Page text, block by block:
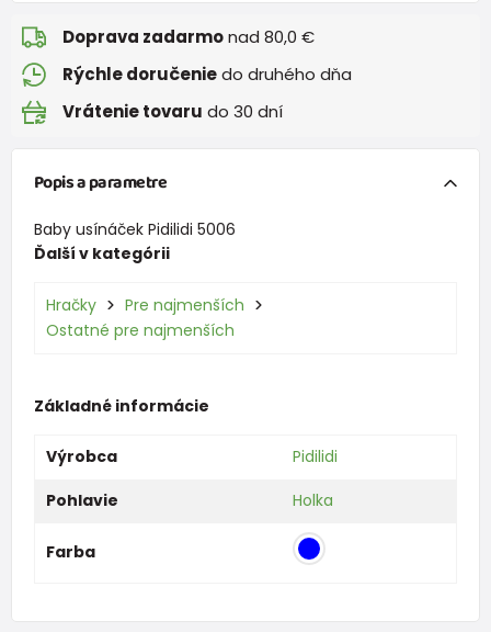
Doprava zadarmonad 80,0 €
Rýchle doručeniedo druhého dňa
Vrátenie tovaru do 30 dní
Popis a parametre
Baby usínáček Pidilidi 5006
Ďalší v kategórii
Hračky
Pre najmenších
Ostatné pre najmenších
Základné informácie
Výrobca
Pidilidi
Pohlavie
Holka
Farba